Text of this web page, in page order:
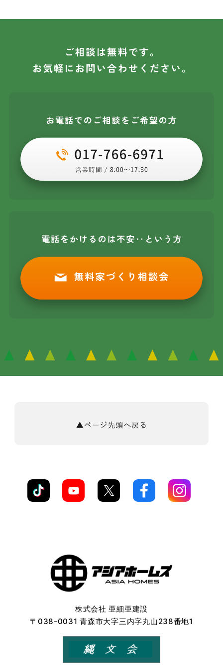
株式会社 亜細亜建設
〒038-0031 青森市大字三内字丸山238番地1